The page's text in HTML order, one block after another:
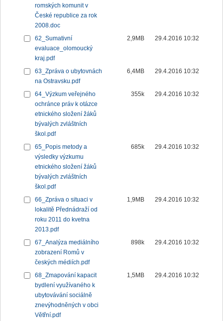
romských komunit v
České republice za rok
2008.doc
62_Sumativní
evaluace_olomoucký
kraj.pdf
2,9MB 29.4.2016 10:32
63_Zpráva o ubytovnách
na Ostravsku.pdf
6,4MB 29.4.2016 10:32
64_Výzkum veřejného
ochránce práv k otázce
etnického složení žáků
bývalých zvláštních
škol.pdf
355k 29.4.2016 10:32
65_Popis metody a
výsledky výzkumu
etnického složení žáků
bývalých zvláštních
škol.pdf
685k 29.4.2016 10:32
66_Zpráva o situaci v
lokalitě Přednádraží od
roku 2011 do kvetna
2013.pdf
1,9MB 29.4.2016 10:32
67_Analýza mediálního
zobrazení Romů v
českých médiích.pdf
898k 29.4.2016 10:32
68_Zmapování kapacit
bydlení využívaného k
ubytovávání sociálně
znevýhodněných v obci
Větřní.pdf
1,5MB 29.4.2016 10:32